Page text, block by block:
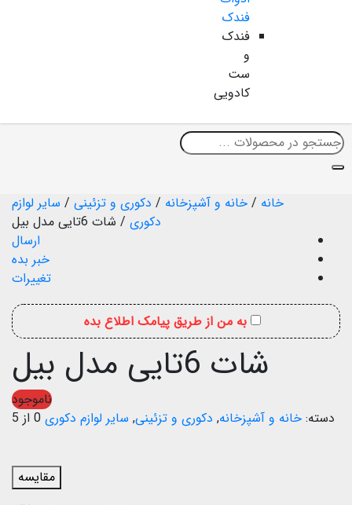
فندک
فندک
و
ست
کادویی
خانه / خانه و آشپزخانه / دکوری و تزئینی / سایر لوازم
دکوری / شات 6تایی مدل بیل
ارسال
خبر بده
تغییرات
به من از طریق پیامک اطلاع بده
شات 6تایی مدل بیل
ناموجود
دسته: خانه و آشپزخانه, دکوری و تزئینی, سایر لوازم دکوری 0 از 5
مقایسه